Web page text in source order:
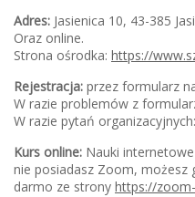
Adres: Jasienica 10, 43-385
Oraz online.
Strona ośrodka: https://
Rejestracja: przez formularz
W razie problemów z
W razie pytań
Kurs online: Nauki
nie posiadasz Zoom, możesz
darmo ze strony https://